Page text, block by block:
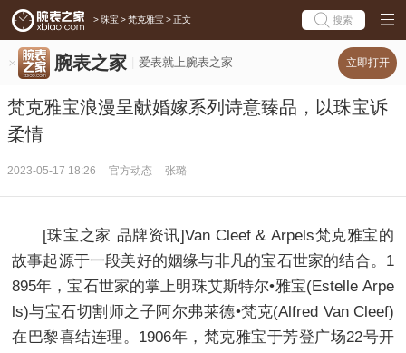
> 珠宝 > 梵克雅宝 > 正文 搜索
腕表之家 爱表就上腕表之家 立即打开
梵克雅宝浪漫呈献婚嫁系列诗意臻品，以珠宝诉
柔情
2023-05-17 18:26 官方动态 张璐
[珠宝之家 品牌资讯]Van Cleef & Arpels梵克雅宝的
故事起源于一段美好的姻缘与非凡的宝石世家的结合。1
895年，宝石世家的掌上明珠艾斯特尔•雅宝(Estelle Arpe
ls)与宝石切割师之子阿尔弗莱德•梵克(Alfred Van Cleef)
在巴黎喜结连理。1906年，梵克雅宝于芳登广场22号开